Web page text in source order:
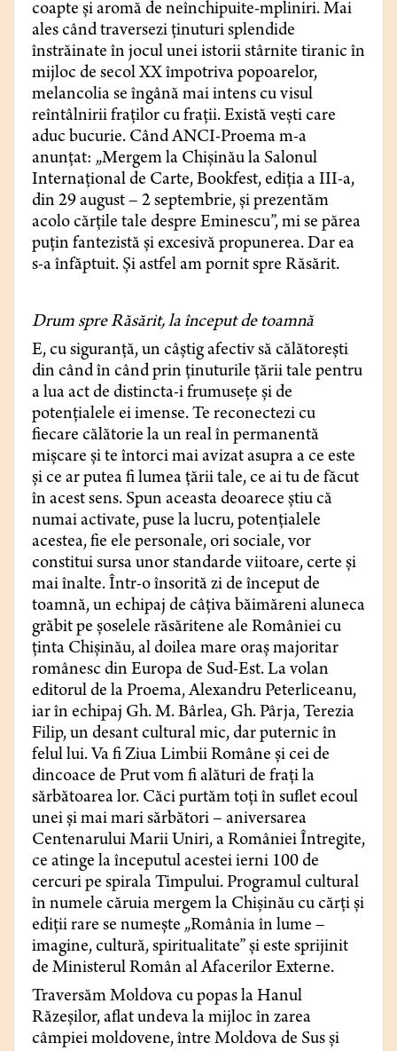
coapte și aromă de neînchipuite-mpliniri. Mai
ales când traversezi ținuturi splendide
înstrăinate în jocul unei istorii stârnite tiranic în
mijloc de secol XX împotriva popoarelor,
melancolia se îngână mai intens cu visul
reîntâlnirii fraților cu frații. Există vești care
aduc bucurie. Când ANCI-Proema m-a
anunțat: „Mergem la Chișinău la Salonul
Internațional de Carte, Bookfest, ediția a III-a,
din 29 august – 2 septembrie, și prezentăm
acolo cărțile tale despre Eminescu”, mi se părea
puțin fantezistă și excesivă propunerea. Dar ea
s-a înfăptuit. Și astfel am pornit spre Răsărit.
Drum spre Răsărit, la început de toamnă
E, cu siguranță, un câștig afectiv să călătorești
din când în când prin ținuturile țării tale pentru
a lua act de distincta-i frumusețe și de
potențialele ei imense. Te reconectezi cu
fiecare călătorie la un real în permanentă
mișcare și te întorci mai avizat asupra a ce este
și ce ar putea fi lumea țării tale, ce ai tu de făcut
în acest sens. Spun aceasta deoarece știu că
numai activate, puse la lucru, potențialele
acestea, fie ele personale, ori sociale, vor
constitui sursa unor standarde viitoare, certe și
mai înalte. Într-o însorită zi de început de
toamnă, un echipaj de câțiva băimăreni aluneca
grăbit pe șoselele răsăritene ale României cu
ținta Chișinău, al doilea mare oraș majoritar
românesc din Europa de Sud-Est. La volan
editorul de la Proema, Alexandru Peterliceanu,
iar în echipaj Gh. M. Bârlea, Gh. Pârja, Terezia
Filip, un desant cultural mic, dar puternic în
felul lui. Va fi Ziua Limbii Române și cei de
dincoace de Prut vom fi alături de frați la
sărbătoarea lor. Căci purtăm toți în suflet ecoul
unei și mai mari sărbători – aniversarea
Centenarului Marii Uniri, a României Întregite,
ce atinge la începutul acestei ierni 100 de
cercuri pe spirala Timpului. Programul cultural
în numele căruia mergem la Chișinău cu cărți și
ediții rare se numește „România în lume –
imagine, cultură, spiritualitate” și este sprijinit
de Ministerul Român al Afacerilor Externe.
Traversăm Moldova cu popas la Hanul
Răzeșilor, aflat undeva la mijloc în zarea
câmpiei moldovene, între Moldova de Sus și